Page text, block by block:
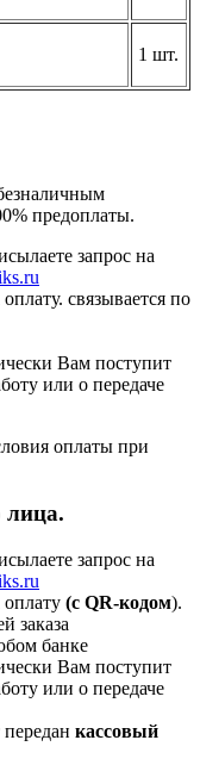
1 шт.
предоплаты.
запрос на
связывается по
Вам поступит
или о передаче
оплаты при
лица.
запрос на
(с QR-кодом).
заказа
банке
Вам поступит
или о передаче
кассовый